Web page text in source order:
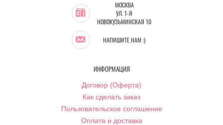
МОСКВА
УЛ. 1-Я
НОВОКУЗЬМИНСКАЯ 10
НАПИШИТЕ НАМ :)
ИНФОРМАЦИЯ
Договор (Оферта)
Как сделать заказ
Пользовательское соглашение
Оплата и доставка